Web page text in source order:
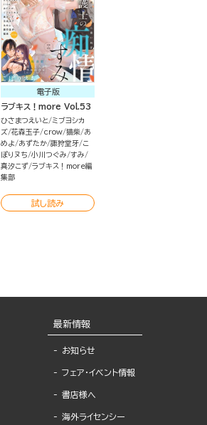
電子版
ラブキス！more Vol.53
ひさまつえいと ミブヨシカ
ズ 花森玉子 crow 猫柴 あ
めよ
あずたか 諏狩堂牙 こ
ぽりヌち 小川つぐみ すみ
真汐こず ラブキス！more編
集部
試し読み
最新情報
お知らせ
フェア・イベント情報
書店様へ
海外ライセンシー